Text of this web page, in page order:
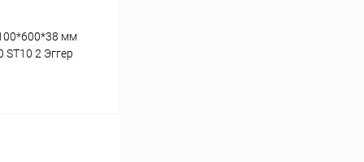
мм
2 Эггер